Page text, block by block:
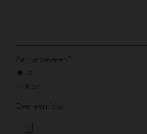
Aan te bevelen?
Ja
Nee
Deel een foto: